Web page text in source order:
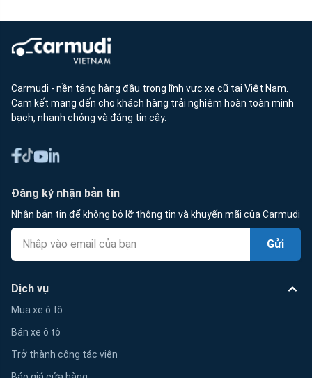
Carmudi - nền tảng hàng đầu trong lĩnh vực xe cũ tại Việt Nam.
Cam kết mang đến cho khách hàng trải nghiệm hoàn toàn minh
bạch, nhanh chóng và đáng tin cậy.
Đăng ký nhận bản tin
Nhận bản tin để không bỏ lỡ thông tin và khuyến mãi của Carmudi
Gửi
Dịch vụ
Mua xe ô tô
Bán xe ô tô
Trở thành cộng tác viên